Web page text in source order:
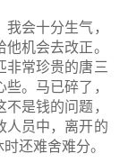
会十分生气，
机会去改正。
非常珍贵的唐三
。马已碎了，
是钱的问题，
人员中，离开的
还难舍难分。